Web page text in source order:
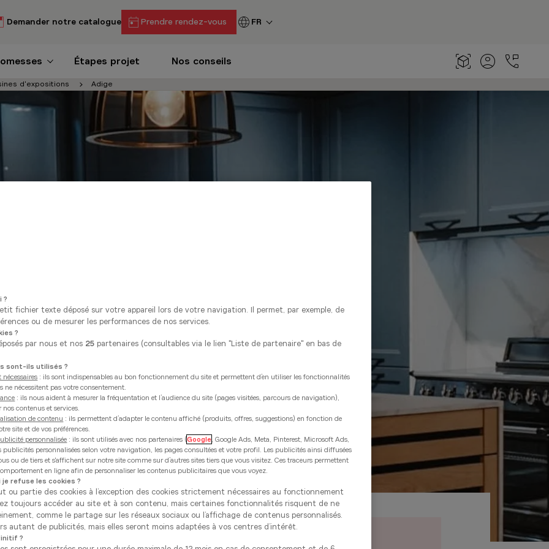
Demander notre catalogue Prendre rendez-vous FR
Étapes projet Nos conseils
d'expositions Adige
12 000€
?
fichier texte déposé sur votre appareil lors de votre navigation. Il permet, par exemple, de
ou de mesurer les performances de nos services.
?
par nous et nos 25 partenaires (consultables via le lien "Liste de partenaire" en bas de
sont-ils utilisés ?
: ils sont indispensables au bon fonctionnement du site et permettent d’en utiliser les fonctionnalités
ne nécessitent pas votre consentement.
: ils nous aident à mesurer la fréquentation et l’audience du site (pages visitées, parcours de navigation),
contenus et services.
de contenu : ils permettent d’adapter le contenu affiché (produits, offres, suggestions) en fonction de
site et de vos préférences.
personnalisée : ils sont utilisés avec nos partenaires (Google, Google Ads, Meta, Pinterest, Microsoft Ads,
publicités personnalisées selon votre navigation, les pages consultées et votre profil. Les publicités ainsi diffusées
ou de tiers et s'affichent sur notre site comme sur d’autres sites tiers que vous visitez. Ces traceurs permettent
en ligne afin de personnaliser les contenus publicitaires que vous voyez.
refuse les cookies ?
ou partie des cookies à l’exception des cookies strictement nécessaires au fonctionnement
toujours accéder au site et à son contenu, mais certaines fonctionnalités risquent de ne
comme le partage sur les réseaux sociaux ou l’affichage de contenus personnalisés.
autant de publicités, mais elles seront moins adaptées à vos centres d’intérêt.
?